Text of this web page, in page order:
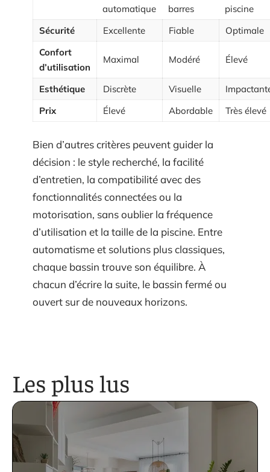
automatique
barres
piscine
Sécurité
Excellente Fiable
Optimale
Confort
d’utilisation
Maximal Modéré Élevé
Esthétique Discrète Visuelle
Prix
Élevé Abordable Très élevé
Bien d’autres critères peuvent guider la
décision : le style recherché, la facilité
d’entretien, la compatibilité avec des
fonctionnalités connectées ou la
motorisation, sans oublier la fréquence
d’utilisation et la taille de la piscine. Entre
automatisme et solutions plus classiques,
chaque bassin trouve son équilibre. À
chacun d’écrire la suite, le bassin fermé ou
ouvert sur de nouveaux horizons.
Les plus lus